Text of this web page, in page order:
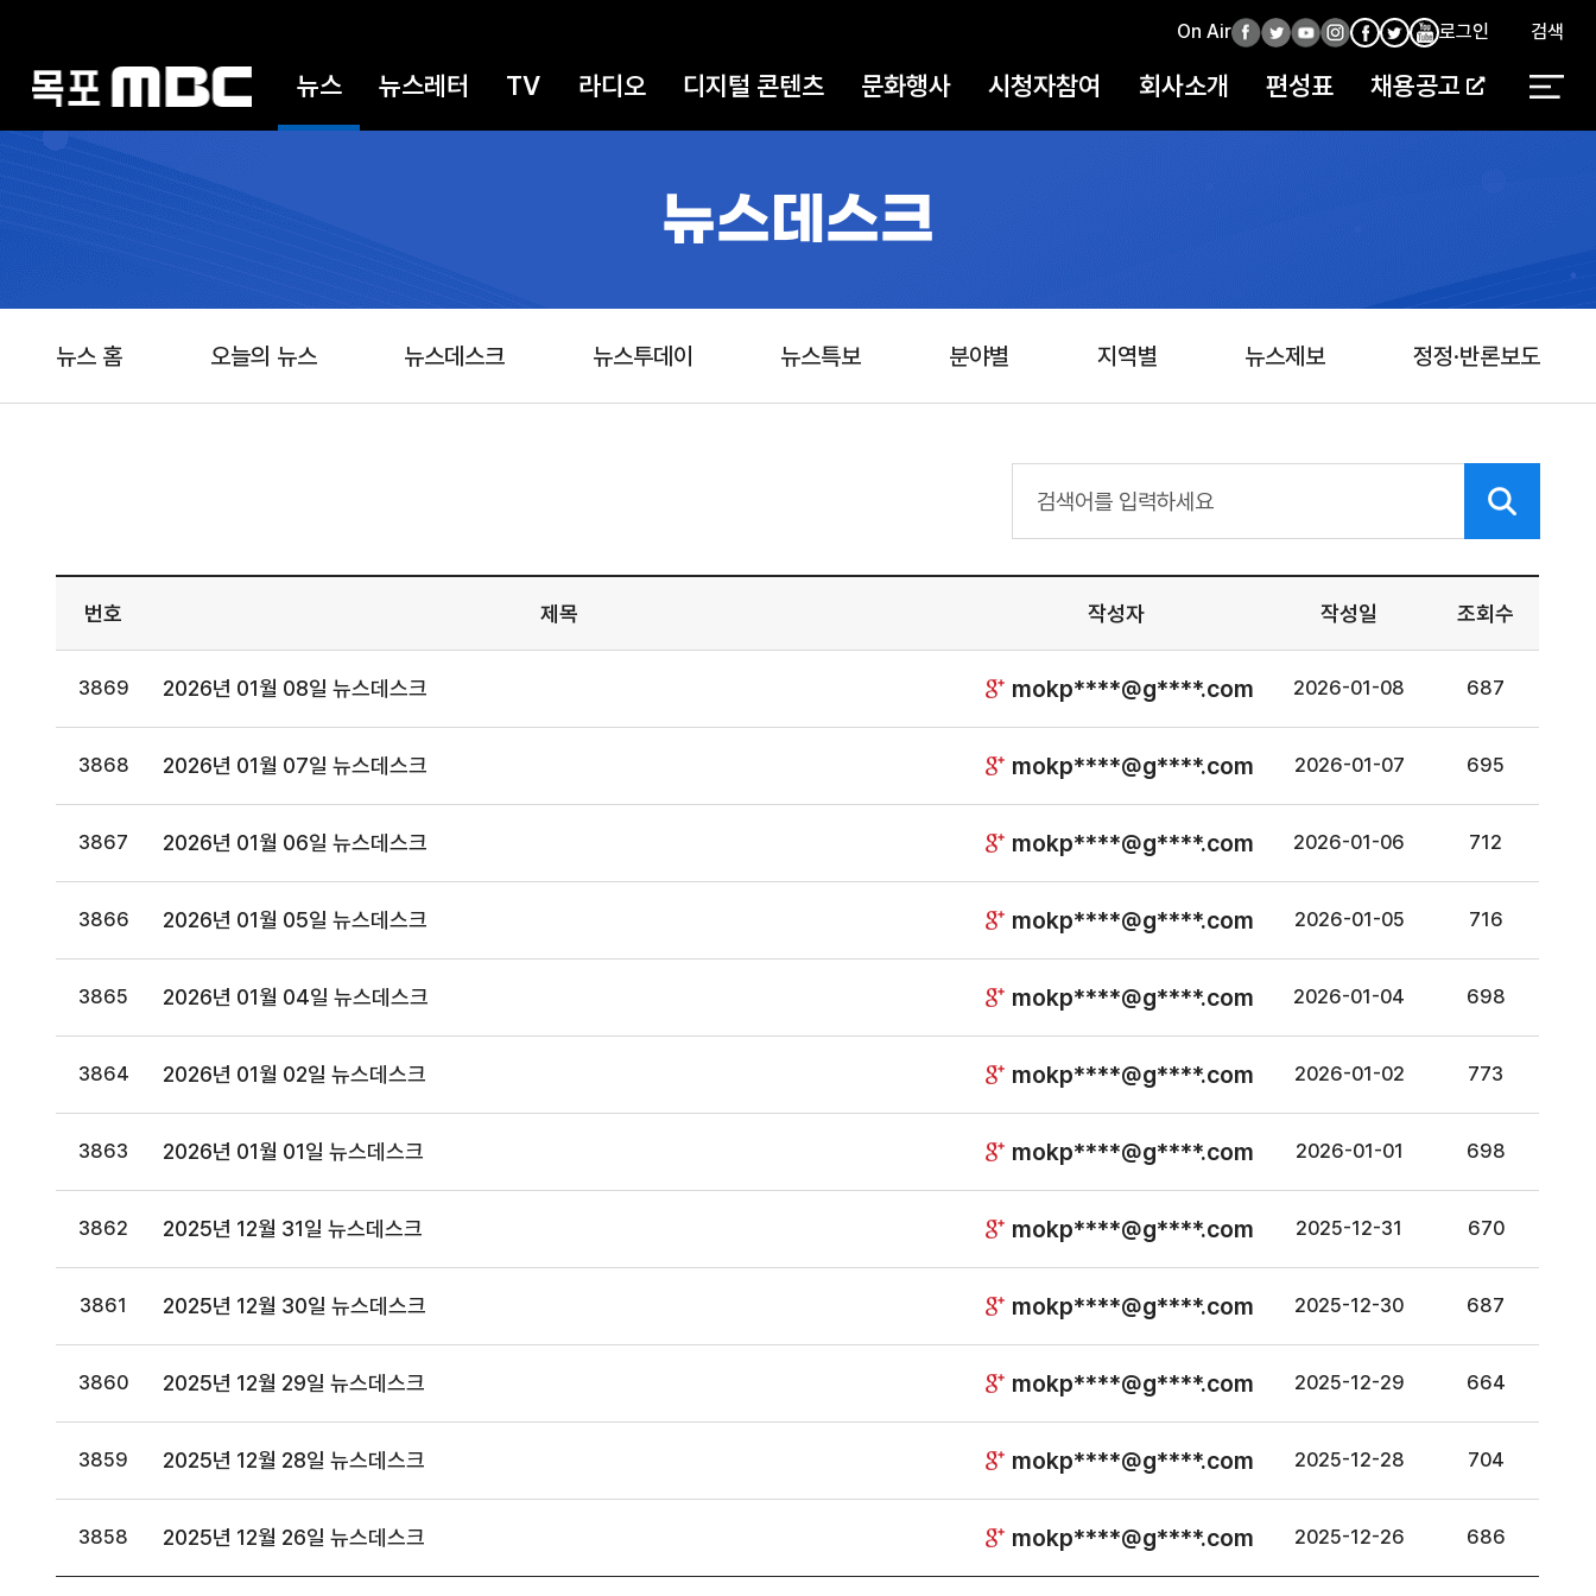
뉴스 뉴스레터 TV 라디오 디지털 콘텐츠 문화행사 시청자참여 회사소개 편성표 채용공고
On Air페 트
터
유
브
인
타
페 인
타
유
브
로그인 검색
뉴스데스크
뉴스 홈 오늘의 뉴스 뉴스데스크 뉴스투데이 뉴스특보 분야별 지역별 뉴스제보 정정·반론보도
번호 제목 작성자 작성일 조회수
3869 2026년 01월 08일 뉴스데스크 mokp****@g****.com 2026-01-08 687
3868 2026년 01월 07일 뉴스데스크 mokp****@g****.com 2026-01-07 695
3867 2026년 01월 06일 뉴스데스크 mokp****@g****.com 2026-01-06 712
3866 2026년 01월 05일 뉴스데스크 mokp****@g****.com 2026-01-05 716
3865 2026년 01월 04일 뉴스데스크 mokp****@g****.com 2026-01-04 698
3864 2026년 01월 02일 뉴스데스크 mokp****@g****.com 2026-01-02 773
3863 2026년 01월 01일 뉴스데스크 mokp****@g****.com 2026-01-01 698
3862 2025년 12월 31일 뉴스데스크 mokp****@g****.com 2025-12-31 670
3861 2025년 12월 30일 뉴스데스크 mokp****@g****.com 2025-12-30 687
3860 2025년 12월 29일 뉴스데스크 mokp****@g****.com 2025-12-29 664
3859 2025년 12월 28일 뉴스데스크 mokp****@g****.com 2025-12-28 704
3858 2025년 12월 26일 뉴스데스크 mokp****@g****.com 2025-12-26 686